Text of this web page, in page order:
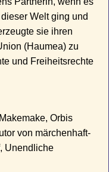
Welt ging und
sie ihren
(Haumea) zu
und Freiheitsrechte
Orbis
von märchenhaft-
Unendliche